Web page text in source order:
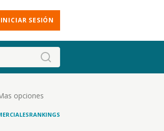
INICIAR SESIÓN
opciones
RANKINGS